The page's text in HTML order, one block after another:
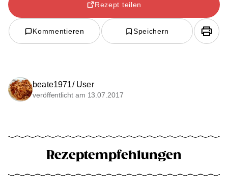
Rezept teilen
Kommentieren Speichern
beate1971/ User
veröffentlicht am 13.07.2017
Rezeptempfehlungen